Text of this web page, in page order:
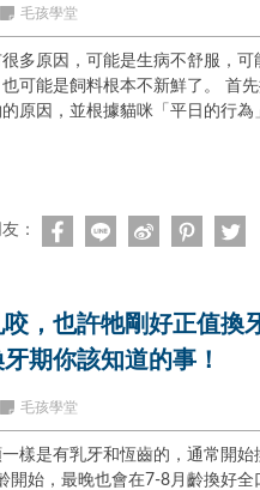
毛孩學堂
多原因，可能是生病不舒服，可
可能是飼料根本不新鮮了。 首
原因，並根據貓咪「平日的行為
：
，也許牠剛好正值換
期你該知道的事！
毛孩學堂
樣是有乳牙和恆齒的，通常開始
開始，最晚也會在7-8月齡換好全